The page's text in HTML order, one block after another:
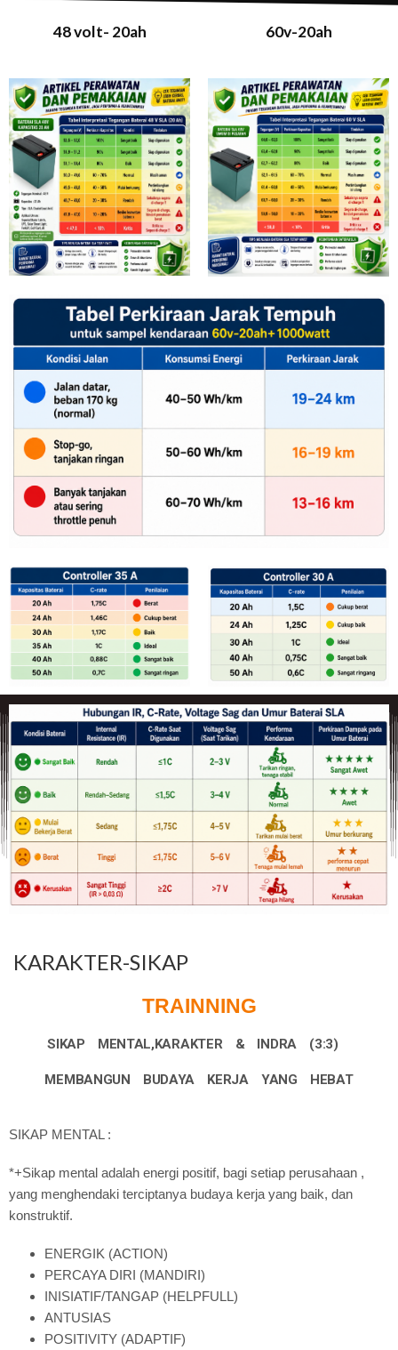
48 volt- 20ah 60v-20ah
KARAKTER-SIKAP
TRAINNING
SIKAP MENTAL,KARAKTER & INDRA (3:3)
MEMBANGUN BUDAYA KERJA YANG HEBAT
SIKAP MENTAL :
*+Sikap mental adalah energi positif, bagi setiap perusahaan ,
yang menghendaki terciptanya budaya kerja yang baik, dan
konstruktif.
ENERGIK (ACTION)
PERCAYA DIRI (MANDIRI)
INISIATIF/TANGAP (HELPFULL)
ANTUSIAS
POSITIVITY (ADAPTIF)